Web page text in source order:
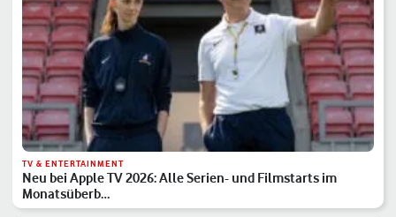
TV & ENTERTAINMENT
Neu bei Apple TV 2026: Alle Serien- und Filmstarts im
Monatsüberb…